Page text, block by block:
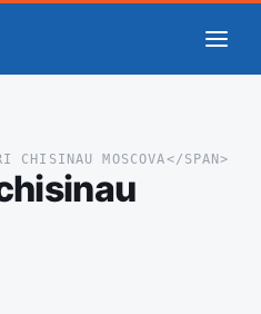
CHISINAU MOSCOVA</SPAN>